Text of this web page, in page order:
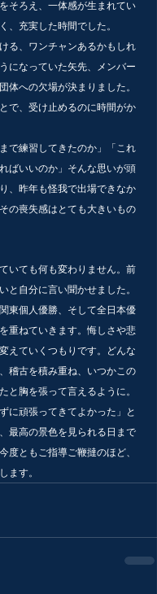
そろえ、一体感が生まれてい
、充実した時間でした。
る、ワンチャンあるかもしれ
になっていた矢先、メンバー
体への欠場が決まりました。
で、受け止めるのに時間がか
で練習してきたのか」「これ
ばいいのか」そんな思いが頭
、昨年も怪我で出場できなか
の喪失感はとても大きいもの
いても何も変わりません。前
と自分に言い聞かせました。
東個人優勝、そして全日本優
重ねていきます。悔しさや悲
えていくつもりです。どんな
稽古を積み重ね、いつかこの
と胸を張って言えるように。
に頑張ってきてよかった」と
最高の景色を見られる日まで
度ともご指導ご鞭撻のほど、
ます。